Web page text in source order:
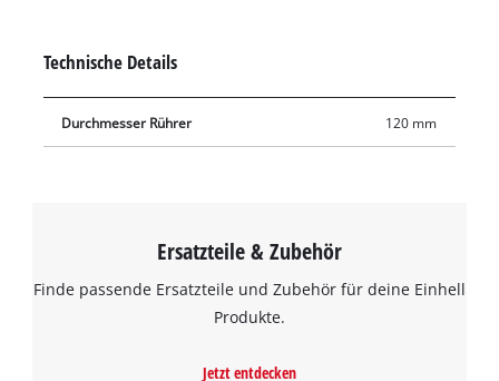
einem Mörtelrührer.
Technische Details
Durchmesser Rührer 120 mm
Ersatzteile & Zubehör
Finde passende Ersatzteile und Zubehör für deine Einhell
Produkte.
Jetzt entdecken